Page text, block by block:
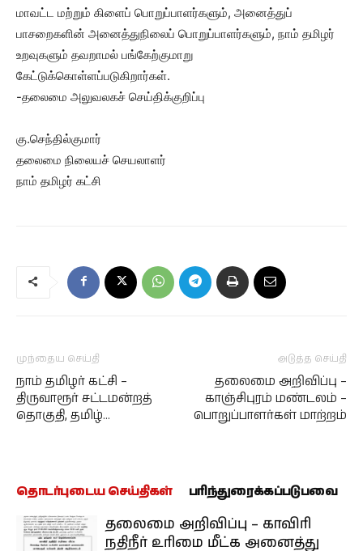
மாவட்ட மற்றும் கிளைப் பொறுப்பாளர்களும், அனைத்துப்
பாசறைகளின் அனைத்துநிலைப் பொறுப்பாளர்களும், நாம் தமிழர்
உறவுகளும் தவறாமல் பங்கேற்குமாறு
கேட்டுக்கொள்ளப்படுகிறார்கள்.
-தலைமை அலுவலகச் செய்திக்குறிப்பு
கு.செந்தில்குமார்
தலைமை நிலையச் செயலாளர்
நாம் தமிழர் கட்சி
முந்தைய செய்தி
நாம் தமிழர் கட்சி –
திருவாரூர் சட்டமன்றத்
தொகுதி, தமிழ்…
அடுத்த செய்தி
தலைமை அறிவிப்பு –
காஞ்சிபுரம் மண்டலம் –
பொறுப்பாளர்கள் மாற்றம்
தொடர்புடைய செய்திகள் பரிந்துரைக்கப்படுபவை
தலைமை அறிவிப்பு – காவிரி
நதிநீர் உரிமை மீட்க அனைத்து